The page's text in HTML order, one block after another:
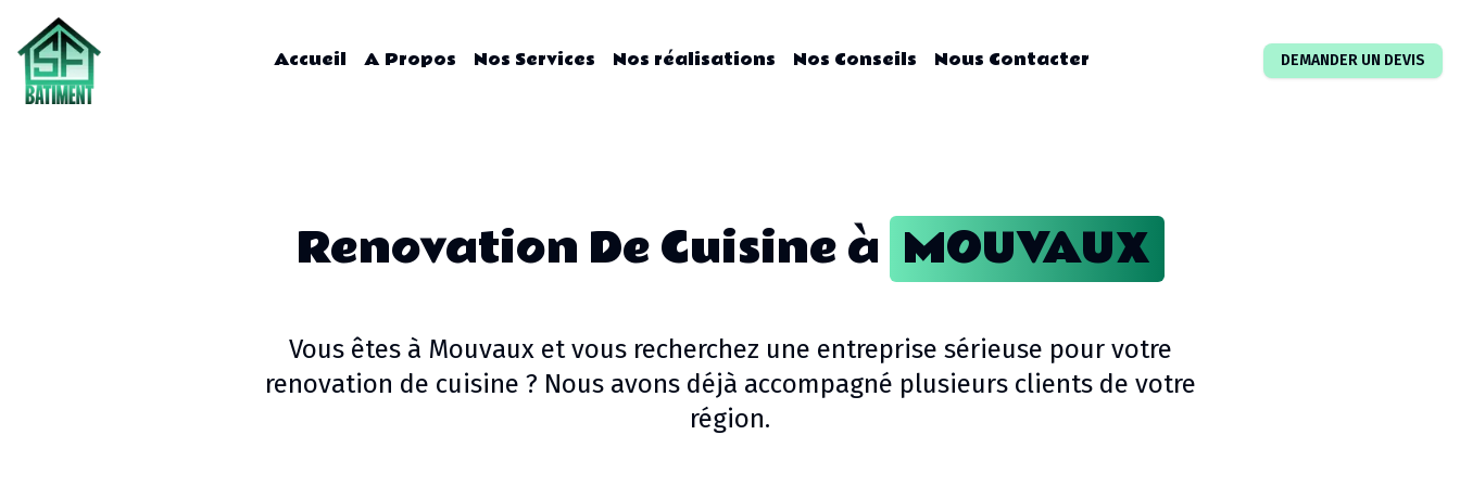
Accueil A Propos Nos Services Nos réalisations Nos Conseils Nous Contacter DEMANDER UN DEVIS
Renovation De Cuisineà MOUVAUX
Vous êtes à Mouvauxet vous recherchez une entreprise sérieuse pour votre
renovation de cuisine ? Nous avons déjà accompagné plusieurs clients de votre
région.